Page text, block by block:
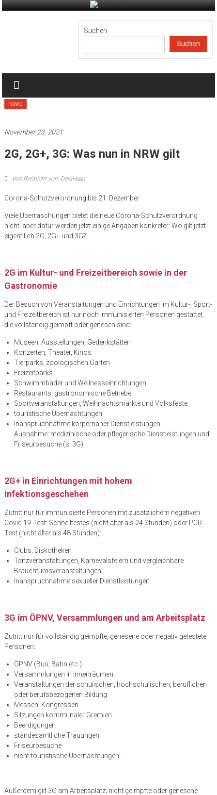
Zum
Suchen
Suchen
News
November 23, 2021
2G, 2G+, 3G: Was nun in NRW gilt
Veröffentlicht von: DeinHaan
Corona-Schutzverordnung bis 21. Dezember
Viele Überraschungen bietet die neue Corona-Schutzverordnung
nicht, aber dafür werden jetzt einige Angaben konkreter: Wo gilt jetzt
eigentllich 2G, 2G+ und 3G?
2G im Kultur- und Freizeitbereich sowie in der
Gastronomie
Der Besuch von Veranstaltungen und Einrichtungen im Kultur-, Sport-
und Freizeitbereich ist nur noch immunisierten Personen gestattet,
die vollständig geimpft oder genesen sind:
Museen, Ausstellungen, Gedenkstätten
Konzerten, Theater, Kinos
Tierparks, zoologischen Gärten
Freizeitparks
Schwimmbäder und Wellnesseinrichtungen
Restaurants, gastronomische Betriebe
Sportveranstaltungen, Weihnachtsmärkte und Volksfeste
touristische Übernachtungen
Inanspruchnahme körpernaher Dienstleistungen
Ausnahme: medizinische oder pflegerische Dienstleistungen und
Friseurbesuche (s. 3G)
2G+ in Einrichtungen mit hohem
Infektionsgeschehen
Zutritt nur für immunisierte Personen mit zusätzlichem negativen
Covid 19-Test: Schnelltestes (nicht älter als 24 Stunden) oder PCR-
Test (nicht älter als 48 Stunden):
Clubs, Diskotheken
Tanzveranstaltungen, Karnevalsfeiern und vergleichbare
Brauchtumsveranstaltungen
Inanspruchnahme sexueller Dienstleistungen.
3G im ÖPNV, Versammlungen und am Arbeitsplatz
Zutritt nur für vollständig geimpfte, genesene oder negativ getestete
Personen:
ÖPNV (Bus, Bahn etc.)
Versammlungen in Innenräumen
Veranstaltungen der schulischen, hochschulischen, beruflichen
oder berufsbezogenen Bildung
Messen, Kongressen
Sitzungen kommunaler Gremien
Beerdigungen
standesamtliche Trauungen
Friseurbesuche
nicht-touristische Übernachtungen .
Außerdem gilt 3G am Arbeitsplatz; nicht geimpfte oder genesene